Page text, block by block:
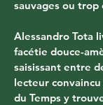
sauvages ou trop
Alessandro Tota
facétie douce-
saisissant entre
lecteur
du Temps y